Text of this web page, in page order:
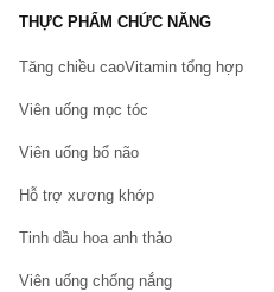
THỰC PHẨM CHỨC NĂNG
Tăng chiều caoVitamin tổng hợp
Viên uống mọc tóc
Viên uống bổ não
Hỗ trợ xương khớp
Tinh dầu hoa anh thảo
Viên uống chống nắng